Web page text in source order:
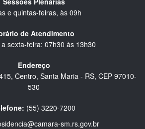
e quintas-feiras, às 09h
de Atendimento
sexta-feira: 07h30 às 13h30
Endereço
Centro, Santa Maria - RS, CEP 97010-
530
(55) 3220-7200
sm.rs.gov.br